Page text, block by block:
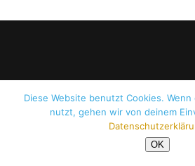
Copyright ©
Diese Website benutzt Cookies.
nutzt, gehen wir von deinem
OK